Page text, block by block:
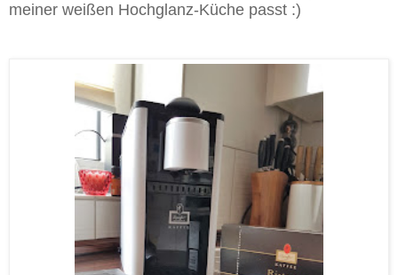
meiner weißen Hochglanz-Küche passt :)